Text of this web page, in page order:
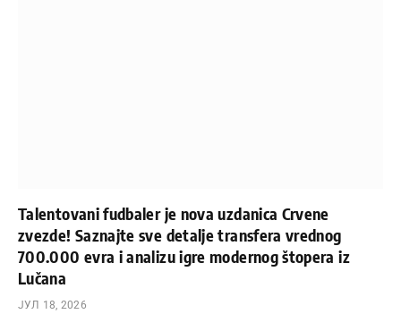
Talentovani fudbaler je nova uzdanica Crvene
zvezde! Saznajte sve detalje transfera vrednog
700.000 evra i analizu igre modernog štopera iz
Lučana
ЈУЛ 18, 2026